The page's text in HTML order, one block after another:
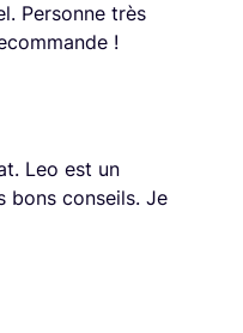
Personne très
!
Leo est un
bons conseils. Je